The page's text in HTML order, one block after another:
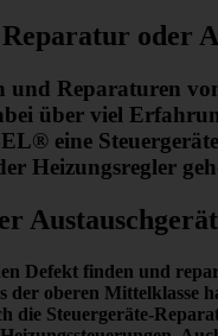
oder
Reparaturen
über viel
eine
Heizungsregler
Defekt finden und
oberen Mittelklasse
die Steuergeräte-